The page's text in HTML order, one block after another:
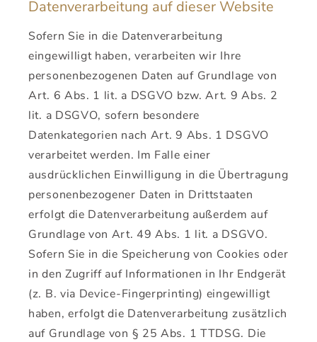
Datenverarbeitung auf dieser Website
Sofern Sie in die Datenverarbeitung
eingewilligt haben, verarbeiten wir Ihre
personenbezogenen Daten auf Grundlage von
Art. 6 Abs. 1 lit. a DSGVO bzw. Art. 9 Abs. 2
lit. a DSGVO, sofern besondere
Datenkategorien nach Art. 9 Abs. 1 DSGVO
verarbeitet werden. Im Falle einer
ausdrücklichen Einwilligung in die Übertragung
personenbezogener Daten in Drittstaaten
erfolgt die Datenverarbeitung außerdem auf
Grundlage von Art. 49 Abs. 1 lit. a DSGVO.
Sofern Sie in die Speicherung von Cookies oder
in den Zugriff auf Informationen in Ihr Endgerät
(z. B. via Device-Fingerprinting) eingewilligt
haben, erfolgt die Datenverarbeitung zusätzlich
auf Grundlage von § 25 Abs. 1 TTDSG. Die